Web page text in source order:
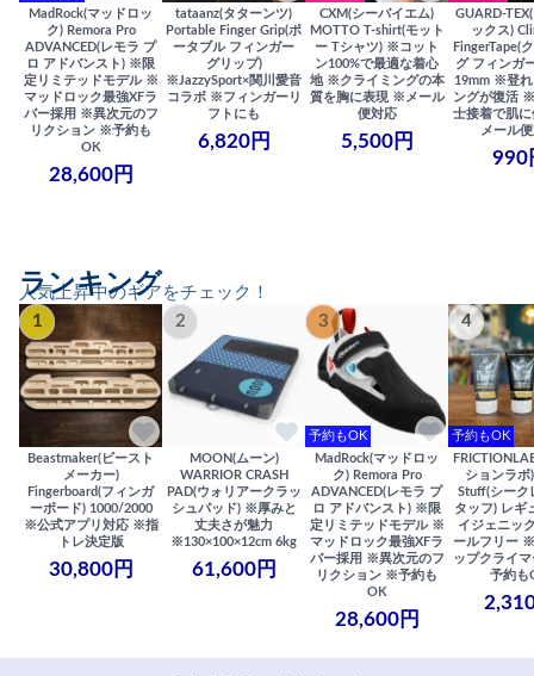
MadRock(マッドロッ
ク) Remora Pro
ADVANCED(レモラ プ
ロ アドバンスト) ※限
定リミテッドモデル ※
マッドロック最強XFラ
バー採用 ※異次元のフ
リクション ※予約も
OK
28,600円
tataanz(タターンツ)
Portable Finger Grip(ポ
ータブル フィンガー
グリップ)
※JazzySport×関川愛音
コラボ ※フィンガーリ
フトにも
6,820円
CXM(シーバイエム)
MOTTO T-shirt(モット
ー Tシャツ) ※コット
ン100%で最適な着心
地 ※クライミングの本
質を胸に表現 ※メール
便対応
5,500円
GUARD-
ックス)
FingerTape(
グ フィンガ
19mm ※登れ
ングが復活
士接着で肌
メール
990
人気上昇中のギアをチェック！
ランキング
1
Beastmaker(ビースト
メーカー)
Fingerboard(フィンガ
ーボード) 1000/2000
※公式アプリ対応 ※指
トレ決定版
30,800円
2
MOON(ムーン)
WARRIOR CRASH
PAD(ウォリアークラッ
シュパッド) ※厚みと
丈夫さが魅力
※130×100×12cm 6kg
61,600円
3
予約もOK
MadRock(マッドロッ
ク) Remora Pro
ADVANCED(レモラ プ
ロ アドバンスト) ※限
定リミテッドモデル ※
マッドロック最強XFラ
バー採用 ※異次元のフ
リクション ※予約も
OK
28,600円
4
予約もOK
ションラボ
Stuff(シーク
タッフ) レギ
イジェニッ
ールフリー
ップクライ
予約も